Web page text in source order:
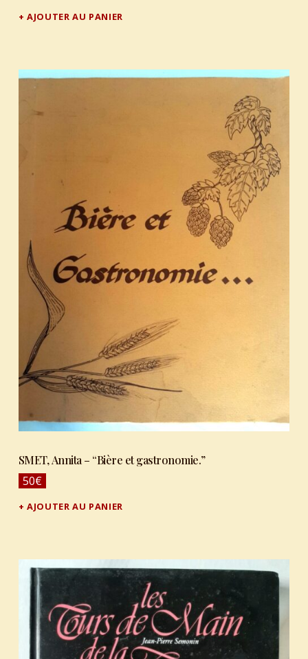
AJOUTER AU PANIER
SMET, Annita – “Bière et gastronomie.”
50€
AJOUTER AU PANIER